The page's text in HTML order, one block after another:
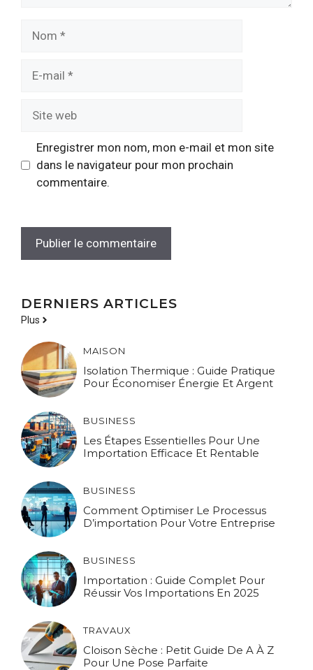
Enregistrer mon nom, mon e-mail et mon site
dans le navigateur pour mon prochain
commentaire.
DERNIERS ARTICLES
Plus
MAISON
Isolation Thermique : Guide Pratique
Pour Économiser Énergie Et Argent
BUSINESS
Les Étapes Essentielles Pour Une
Importation Efficace Et Rentable
BUSINESS
Comment Optimiser Le Processus
D’importation Pour Votre Entreprise
BUSINESS
Importation : Guide Complet Pour
Réussir Vos Importations En 2025
TRAVAUX
Cloison Sèche : Petit Guide De A À Z
Pour Une Pose Parfaite